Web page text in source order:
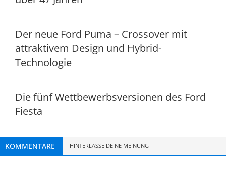
Der neue Ford Puma – Crossover mit
attraktivem Design und Hybrid-
Technologie
Die fünf Wettbewerbsversionen des Ford
Fiesta
KOMMENTARE HINTERLASSE DEINE MEINUNG